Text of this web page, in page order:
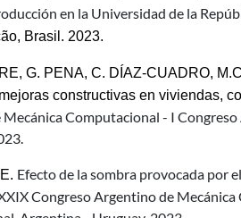
en la Universidad de la
Brasil. 2023.
G. PENA, C. DÍAZ-CUADRO,
constructivas en viviendas,
Computacional - I
Efecto de la sombra provocada por
Congreso Argentino de